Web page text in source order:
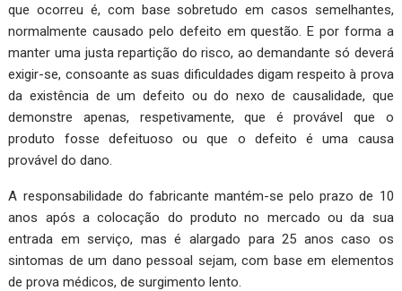
que ocorreu é, com base sobretudo em casos semelhantes,
normalmente causado pelo defeito em questão. E por forma a
manter uma justa repartição do risco, ao demandante só deverá
exigir-se, consoante as suas dificuldades digam respeito à prova
da existência de um defeito ou do nexo de causalidade, que
demonstre apenas, respetivamente, que é provável que o
produto fosse defeituoso ou que o defeito é uma causa
provável do dano.
A responsabilidade do fabricante mantém-se pelo prazo de 10
anos após a colocação do produto no mercado ou da sua
entrada em serviço, mas é alargado para 25 anos caso os
sintomas de um dano pessoal sejam, com base em elementos
de prova médicos, de surgimento lento.